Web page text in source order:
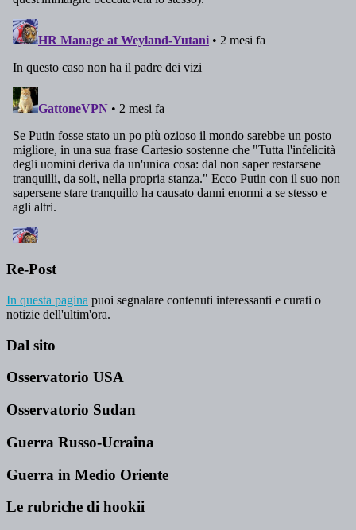
Re-Post
In questa pagina puoi segnalare contenuti interessanti e curati o
notizie dell'ultim'ora.
Dal sito
Osservatorio USA
Osservatorio Sudan
Guerra Russo-Ucraina
Guerra in Medio Oriente
Le rubriche di hookii